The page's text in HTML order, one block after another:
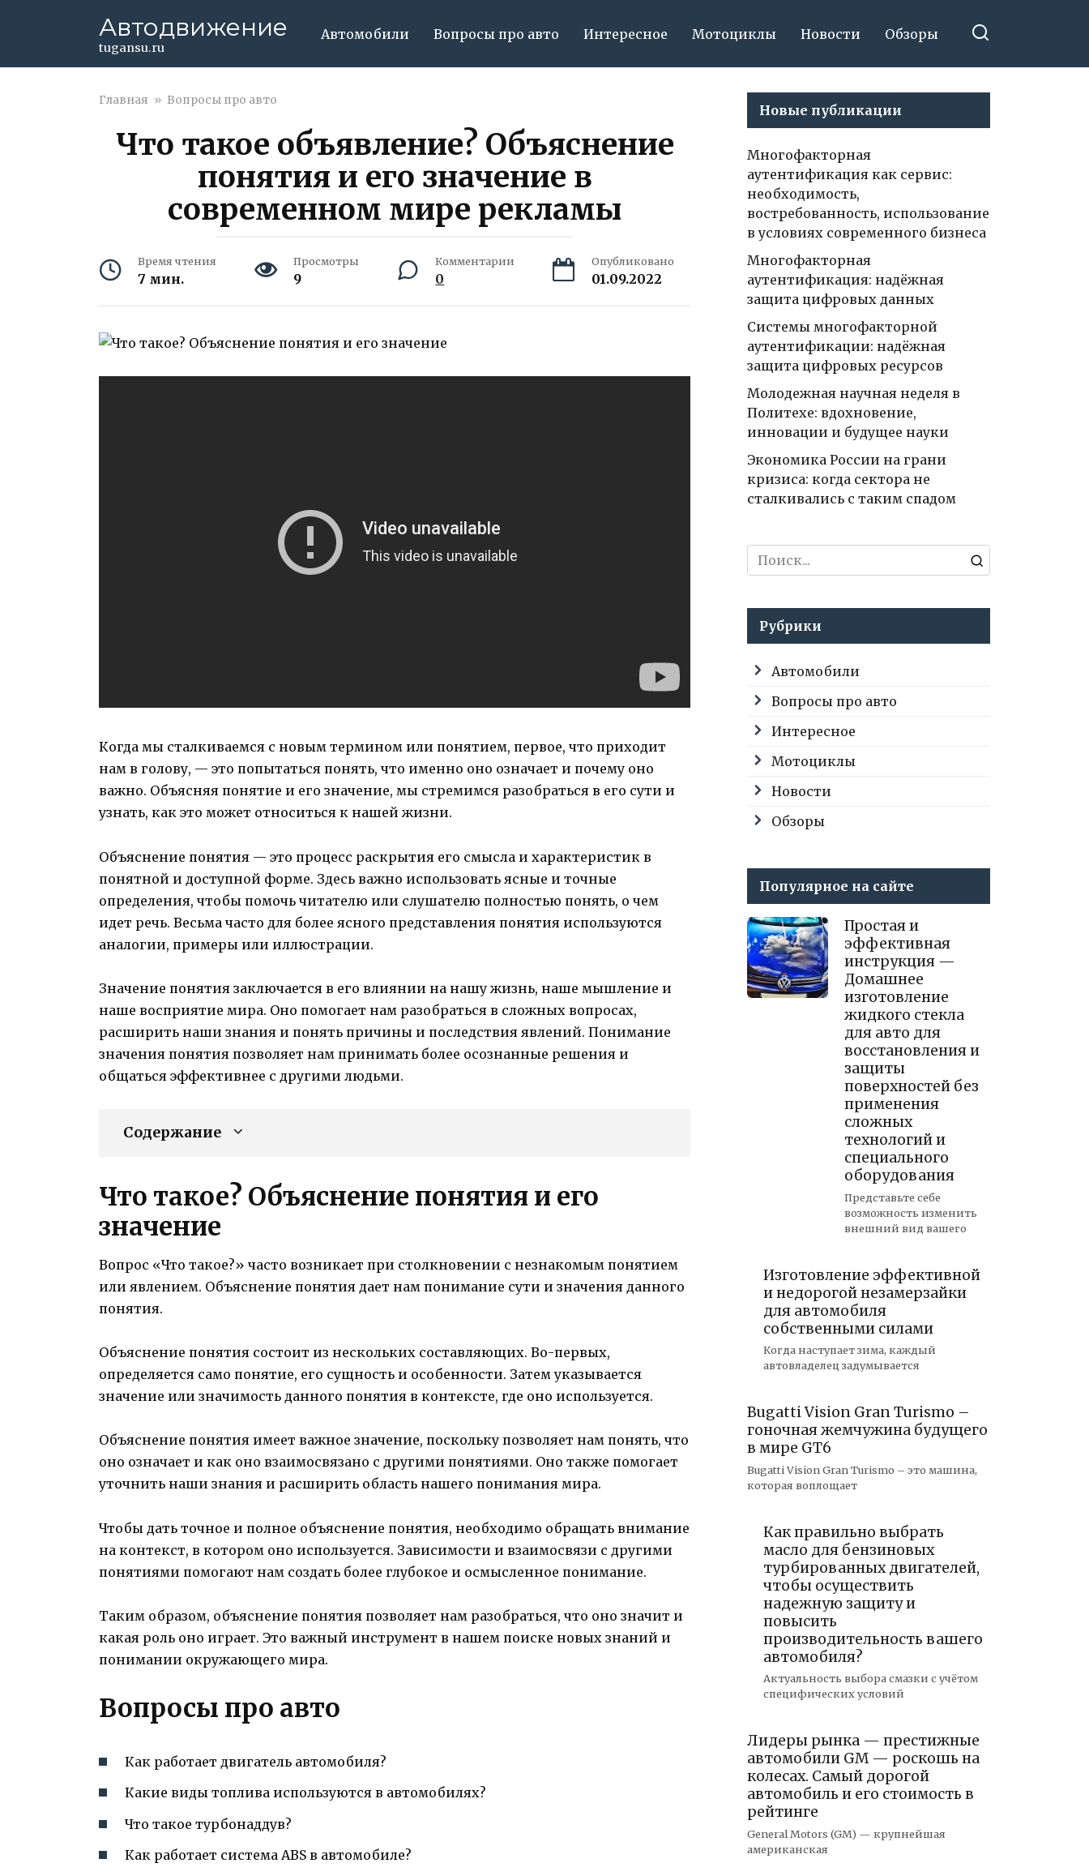
Автодвижение
tugansu.ru
Автомобили Вопросы про авто Интересное Мотоциклы Новости Обзоры
Главная » Вопросы про авто
Что такое объявление? Объяснение
понятия и его значение в
современном мире рекламы
Время чтения
7 мин.
Просмотры
9
Комментарии
0
Опубликовано
01.09.2022
Когда мы сталкиваемся с новым термином или понятием, первое, что приходит
нам в голову, — это попытаться понять, что именно оно означает и почему оно
важно. Объясняя понятие и его значение, мы стремимся разобраться в его сути и
узнать, как это может относиться к нашей жизни.
Объяснение понятия — это процесс раскрытия его смысла и характеристик в
понятной и доступной форме. Здесь важно использовать ясные и точные
определения, чтобы помочь читателю или слушателю полностью понять, о чем
идет речь. Весьма часто для более ясного представления понятия используются
аналогии, примеры или иллюстрации.
Значение понятия заключается в его влиянии на нашу жизнь, наше мышление и
наше восприятие мира. Оно помогает нам разобраться в сложных вопросах,
расширить наши знания и понять причины и последствия явлений. Понимание
значения понятия позволяет нам принимать более осознанные решения и
общаться эффективнее с другими людьми.
Содержание
Что такое? Объяснение понятия и его
значение
Вопрос «Что такое?» часто возникает при столкновении с незнакомым понятием
или явлением. Объяснение понятия дает нам понимание сути и значения данного
понятия.
Объяснение понятия состоит из нескольких составляющих. Во-первых,
определяется само понятие, его сущность и особенности. Затем указывается
значение или значимость данного понятия в контексте, где оно используется.
Объяснение понятия имеет важное значение, поскольку позволяет нам понять, что
оно означает и как оно взаимосвязано с другими понятиями. Оно также помогает
уточнить наши знания и расширить область нашего понимания мира.
Чтобы дать точное и полное объяснение понятия, необходимо обращать внимание
на контекст, в котором оно используется. Зависимости и взаимосвязи с другими
понятиями помогают нам создать более глубокое и осмысленное понимание.
Таким образом, объяснение понятия позволяет нам разобраться, что оно значит и
какая роль оно играет. Это важный инструмент в нашем поиске новых знаний и
понимании окружающего мира.
Вопросы про авто
Как работает двигатель автомобиля?
Какие виды топлива используются в автомобилях?
Что такое турбонаддув?
Как работает система ABS в автомобиле?
Новые публикации
Многофакторная
аутентификация как сервис:
необходимость,
востребованность, использование
в условиях современного бизнеса
Многофакторная
аутентификация: надёжная
защита цифровых данных
Системы многофакторной
аутентификации: надёжная
защита цифровых ресурсов
Молодежная научная неделя в
Политехе: вдохновение,
инновации и будущее науки
Экономика России на грани
кризиса: когда сектора не
сталкивались с таким спадом
Search
for:
Рубрики
Автомобили
Вопросы про авто
Интересное
Мотоциклы
Новости
Обзоры
Популярное на сайте
Простая и
эффективная
инструкция —
Домашнее
изготовление
жидкого стекла
для авто для
восстановления и
защиты
поверхностей без
применения
сложных
технологий и
специального
оборудования
Представьте себе
возможность изменить
внешний вид вашего
Изготовление эффективной
и недорогой незамерзайки
для автомобиля
собственными силами
Когда наступает зима, каждый
автовладелец задумывается
Bugatti Vision Gran Turismo –
гоночная жемчужина будущего
в мире GT6
Bugatti Vision Gran Turismo – это машина,
которая воплощает
Как правильно выбрать
масло для бензиновых
турбированных двигателей,
чтобы осуществить
надежную защиту и
повысить
производительность вашего
автомобиля?
Актуальность выбора смазки с учётом
специфических условий
Лидеры рынка — престижные
автомобили GM — роскошь на
колесах. Самый дорогой
автомобиль и его стоимость в
рейтинге
General Motors (GM) — крупнейшая
американская